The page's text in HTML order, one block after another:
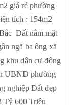
giá rẻ phường
tích : 154m2
Đất nằm mặt
ngã ba ông xã
khu dân cư đông
UBND phường
nghiệp Đất đẹp
Tỷ 600 Triệu